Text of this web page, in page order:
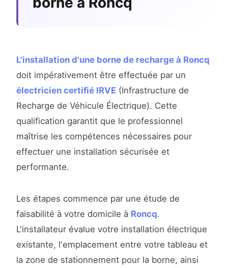
L'installation d'une borne de recharge à Roncq
doit impérativement être effectuée par un
électricien certifié IRVE (Infrastructure de
Recharge de Véhicule Électrique). Cette
qualification garantit que le professionnel
maîtrise les compétences nécessaires pour
effectuer une installation sécurisée et
performante.
Les étapes commence par une étude de
faisabilité à votre domicile à Roncq.
L'installateur évalue votre installation électrique
existante, l'emplacement entre votre tableau et
la zone de stationnement pour la borne, ainsi